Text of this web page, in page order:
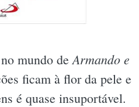
mundo de Armando e
ficam à flor da pele e
é quase insuportável.